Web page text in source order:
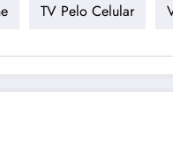
TV Pelo Celular